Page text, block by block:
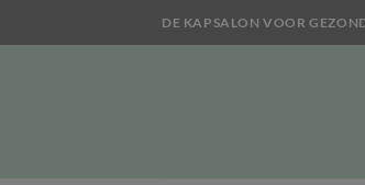
naar
DE KAPSALON VOOR